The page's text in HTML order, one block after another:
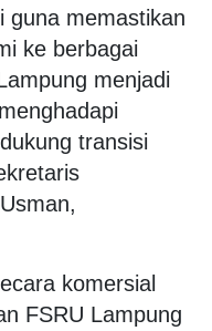
guna memastikan
ke berbagai
menjadi
transisi
komersial
FSRU Lampung